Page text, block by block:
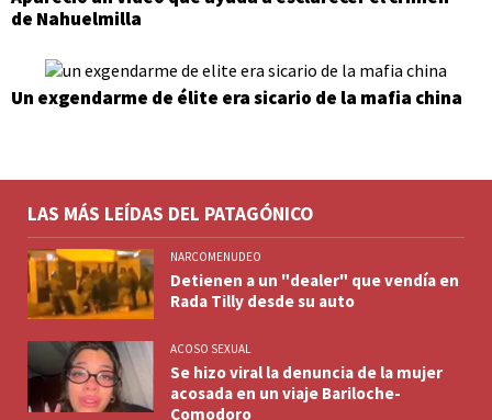
de Nahuelmilla
Un exgendarme de élite era sicario de la mafia china
LAS MÁS LEÍDAS DEL PATAGÓNICO
NARCOMENUDEO
Detienen a un "dealer" que vendía en
Rada Tilly desde su auto
ACOSO SEXUAL
Se hizo viral la denuncia de la mujer
acosada en un viaje Bariloche-
Comodoro